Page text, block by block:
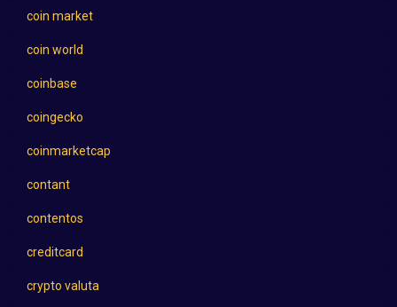
coin market
coin world
coinbase
coingecko
coinmarketcap
contant
contentos
creditcard
crypto valuta